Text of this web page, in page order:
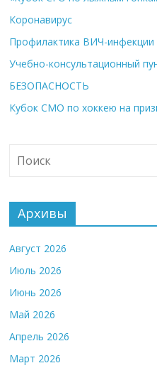
Коронавирус
Профилактика ВИЧ-инфекции
Учебно-консультационный
БЕЗОПАСНОСТЬ
Кубок СМО по хоккею на
Архивы
Август 2026
Июль 2026
Июнь 2026
Май 2026
Апрель 2026
Март 2026